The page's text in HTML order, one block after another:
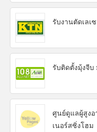
รับงานตัดเลเ
รับติดตั้งมุ้งจีบ
ศูนย์ดูแลผู้สูงอ
เนอร์สซิ่งโฮม